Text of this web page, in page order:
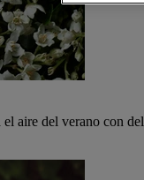
aire del verano con